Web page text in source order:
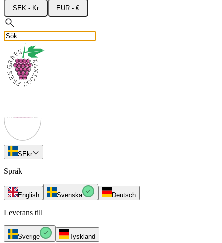
SEK - Kr EUR - €
SEkr
Språk
English Svenska Deutsch
Leverans till
Sverige Tyskland